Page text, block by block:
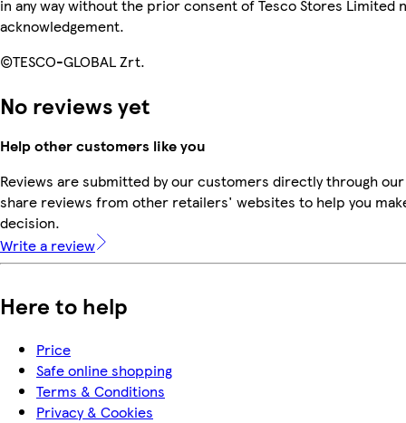
in any way without the prior consent of Tesco Stores Limited
acknowledgement.
©TESCO-GLOBAL Zrt.
No reviews yet
Help other customers like you
Reviews are submitted by our customers directly through
share reviews from other retailers' websites to help you
decision.
Write a review
Here to help
Price
Safe online shopping
Terms & Conditions
Privacy & Cookies